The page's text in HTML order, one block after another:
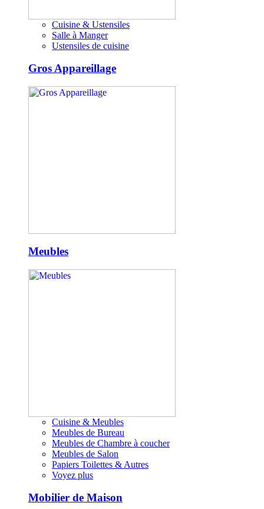
Cuisine & Ustensiles
Salle à Manger
Ustensiles de cuisine
Gros Appareillage
Meubles
Cuisine & Meubles
Meubles de Bureau
Meubles de Chambre à coucher
Meubles de Salon
Papiers Toilettes & Autres
Voyez plus
Mobilier de Maison